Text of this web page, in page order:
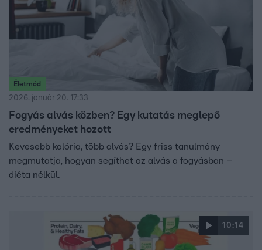
Életmód
2026. január 20. 17:33
Fogyás alvás közben? Egy kutatás meglepő
eredményeket hozott
Kevesebb kalória, több alvás? Egy friss tanulmány
megmutatja, hogyan segíthet az alvás a fogyásban –
diéta nélkül.
10:14